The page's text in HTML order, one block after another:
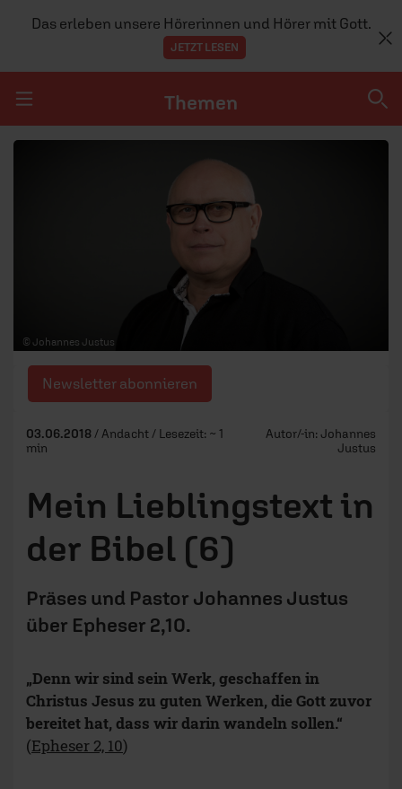
Das erleben unsere Hörerinnen und Hörer mit Gott.
JETZT LESEN
Navigation überspringen
Themen
TEAM
© Johannes Justus
Newsletter abonnieren
03.06.2018 / Andacht / Lesezeit: ~ 1
min
Autor/-in: Johannes
Justus
Mein Lieblingstext in
der Bibel (6)
Präses und Pastor Johannes Justus
über Epheser 2,10.
„Denn wir sind sein Werk, geschaffen in
Christus Jesus zu guten Werken, die Gott zuvor
bereitet hat, dass wir darin wandeln sollen.“
(Epheser 2, 10)